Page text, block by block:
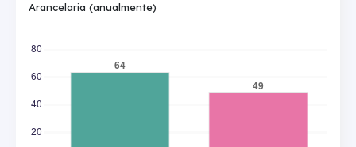
Arancelaria (anualmente)